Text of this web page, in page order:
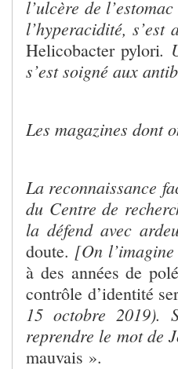
l’ulcère de
l’hyperacidité, s’est
Helicobacter pylori.
s’est soigné aux
Les magazines dont
La reconnaissance
du Centre de
la défend avec
doute. [On
à des années de
contrôle d’identité
15 octobre 2019).
reprendre le mot de
mauvais ».